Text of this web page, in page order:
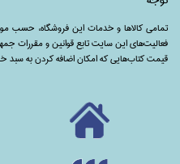
تمامی‌ کالاها و خدمات این فروشگاه، حسب
فعالیت‌های این سایت تابع قوانین و مقررات
قیمت کتاب‌هایی که امکان اضافه کردن به سبد